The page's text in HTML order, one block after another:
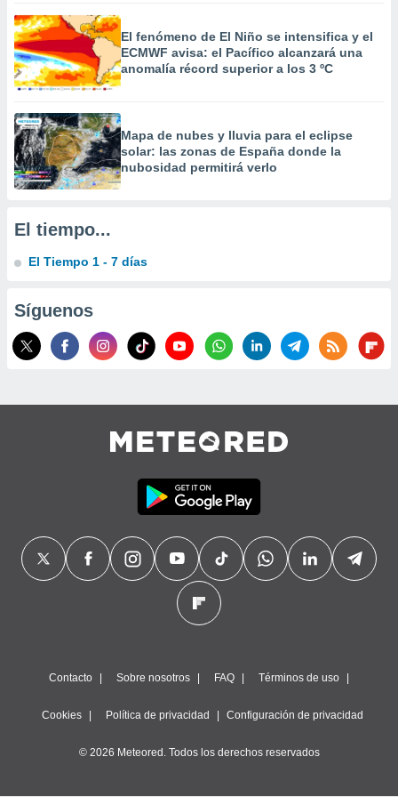
crear un
uso de
contenido
medir el
de la
el
del
o a través
de
uso de
con el
de
El fenómeno de El Niño se intensifica y el
ECMWF avisa: el Pacífico alcanzará una
anomalía récord superior a los 3 ºC
Mapa de nubes y lluvia para el eclipse
solar: las zonas de España donde la
nubosidad permitirá verlo
El tiempo...
El Tiempo 1 - 7 días
Síguenos
Contacto Sobre nosotros FAQ Términos de uso
Cookies Política de privacidad Configuración de privacidad
© 2026 Meteored. Todos los derechos reservados